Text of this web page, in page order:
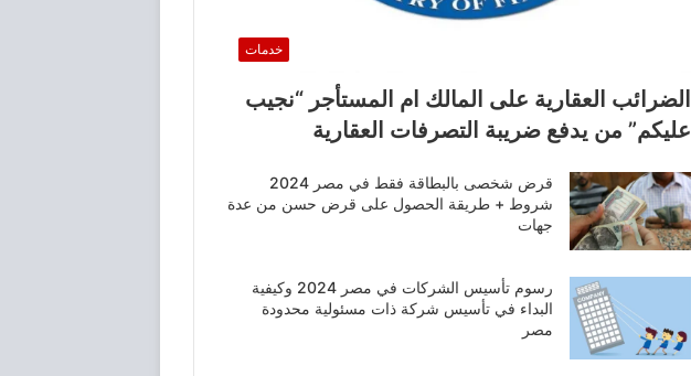
خدمات
الضرائب العقارية على المالك ام المستأجر “نجيب
عليكم” من يدفع ضريبة التصرفات العقارية
قرض شخصى بالبطاقة فقط في مصر 2024
شروط + طريقة الحصول على قرض حسن من عدة
جهات
رسوم تأسيس الشركات في مصر 2024 وكيفية
البداء في تأسيس شركة ذات مسئولية محدودة
مصر